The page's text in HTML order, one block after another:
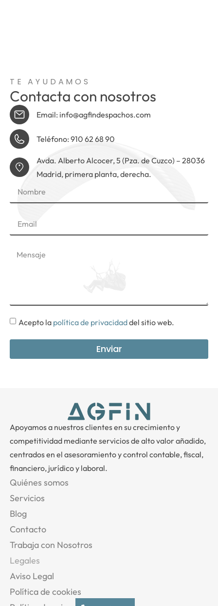
TE AYUDAMOS
Contacta con nosotros
Email: info@agfindespachos.com
Teléfono: 910 62 68 90
Avda. Alberto Alcocer, 5 (Pza. de Cuzco) – 28036
Madrid, primera planta, derecha.
Acepto la política de privacidaddel sitio web.
Enviar
Apoyamos a nuestros clientes en su crecimiento y
competitividad mediante servicios de alto valor añadido,
centrados en el asesoramiento y control contable, fiscal,
financiero, jurídico y laboral.
Quiénes somos
Servicios
Blog
Contacto
Trabaja con Nosotros
Legales
Aviso Legal
Política de cookies